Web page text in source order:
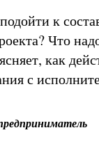
к
Что
как
с